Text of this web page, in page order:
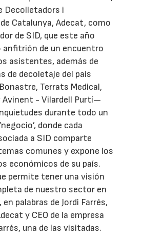
Decolletadors i
Catalunya, Adecat, como
de SID, que este año
anfitrión de un encuentro
asistentes, además de
de decoletaje del país
Terrats Medical,
Avinent - Vilardell Purtí—
durante todo un
donde cada
a SID comparte
comunes y expone los
económicos de su país.
permite tener una visión
de nuestro sector en
palabras de Jordi Farrés,
y CEO de la empresa
una de las visitadas.